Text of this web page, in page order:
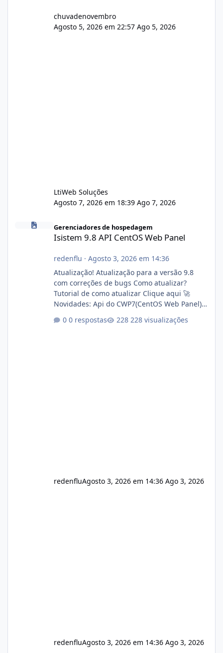
chuvadenovembro
Agosto 5, 2026 em 22:57 Ago 5, 2026
LtiWeb Soluções
Agosto 7, 2026 em 18:39 Ago 7, 2026
Isistem 9.8 API CentOS Web Panel
Gerenciadores de hospedagem
Isistem 9.8 API CentOS Web Panel
redenflu · Agosto 3, 2026 em 14:36
Atualização! Atualização para a versão 9.8
com correções de bugs Como atualizar?
Tutorial de como atualizar Clique aqui 🚀
Novidades: Api do CWP7(CentOS Web Panel)
autorizado a usasr o isistem:
0 respostas 228 visualizações
redenfluAgosto 3, 2026 em 14:36 Ago 3, 2026
redenfluAgosto 3, 2026 em 14:36 Ago 3, 2026